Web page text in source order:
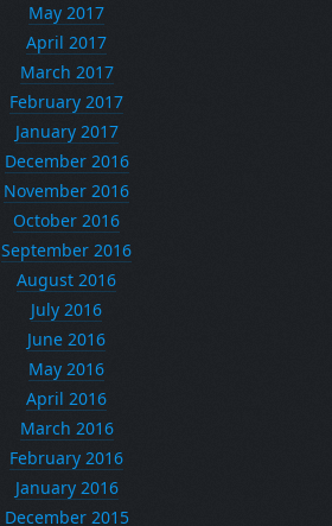
May 2017
April 2017
March 2017
February 2017
January 2017
December 2016
November 2016
October 2016
September 2016
August 2016
July 2016
June 2016
May 2016
April 2016
March 2016
February 2016
January 2016
December 2015